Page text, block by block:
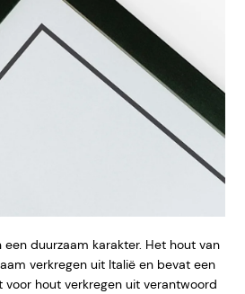
duurzaam karakter. Het hout van
verkregen uit Italië en bevat een
voor hout verkregen uit verantwoord